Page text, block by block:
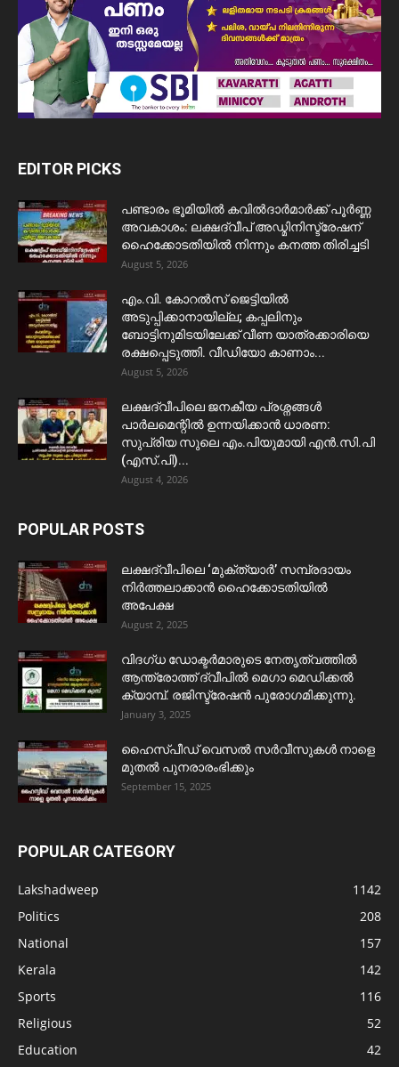
EDITOR PICKS
പണ്ടാരം ഭൂമിയിൽ കവിൽദാർമാർക്ക് പൂർണ്ണ
അവകാശം: ലക്ഷദ്വീപ് അഡ്മിനിസ്ട്രേഷന്
ഹൈക്കോടതിയിൽ നിന്നും കനത്ത തിരിച്ചടി
August 5, 2026
​എം.വി. കോറൽസ് ജെട്ടിയിൽ
അടുപ്പിക്കാനായില്ല; കപ്പലിനും
ബോട്ടിനുമിടയിലേക്ക് വീണ യാത്രക്കാരിയെ
രക്ഷപ്പെടുത്തി. വീഡിയോ കാണാം...
August 5, 2026
ലക്ഷദ്വീപിലെ ജനകീയ പ്രശ്നങ്ങൾ
പാർലമെന്റിൽ ഉന്നയിക്കാൻ ധാരണ:
സുപ്രിയ സുലെ എം.പിയുമായി എൻ.സി.പി
(എസ്.പി)...
August 4, 2026
POPULAR POSTS
ലക്ഷദ്വീപിലെ ‘മുക്ത്യാർ’ സമ്പ്രദായം
നിർത്തലാക്കാൻ ഹൈക്കോടതിയിൽ
അപേക്ഷ
August 2, 2025
വിദഗ്ധ ഡോക്ടർമാരുടെ നേതൃത്വത്തിൽ
ആന്ത്രോത്ത് ദ്വീപിൽ മെഗാ മെഡിക്കൽ
ക്യാമ്പ്. രജിസ്ട്രേഷൻ പുരോഗമിക്കുന്നു.
January 3, 2025
ഹൈസ്പീഡ് വെസൽ സർവീസുകൾ നാളെ
മുതൽ പുനരാരംഭിക്കും
September 15, 2025
POPULAR CATEGORY
Lakshadweep
1142
Politics
208
National
157
Kerala
142
Sports
116
Religious
52
Education
42